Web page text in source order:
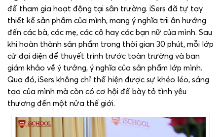
để tham gia hoạt động tại sân trường. iSers đã tự tay
thiết kế sản phẩm của mình, mang ý nghĩa trii ân hướng
đến các bà, các mẹ, các cô hay các bạn nữ của mình. Sau
khi hoàn thành sản phẩm trong thời gian 30 phút, mỗi lớp
cử đại diện để thuyết trình trước toàn trường và ban
giám khảo về ý tưởng, ý nghĩa của sản phẩm lớp mình.
Qua đó, iSers không chỉ thể hiện được sự khéo léo, sáng
tạo của mình mà còn có cơ hội để bày tỏ tình yêu
thương đến một nửa thế giới.